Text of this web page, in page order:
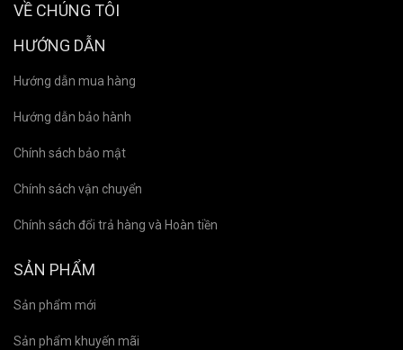
VỀ CHÚNG TÔI
HƯỚNG DẪN
Hướng dẫn mua hàng
Hướng dẫn bảo hành
Chính sách bảo mật
Chính sách vận chuyển
Chính sách đổi trả hàng và Hoàn tiền
SẢN PHẨM
Sản phẩm mới
Sản phẩm khuyến mãi